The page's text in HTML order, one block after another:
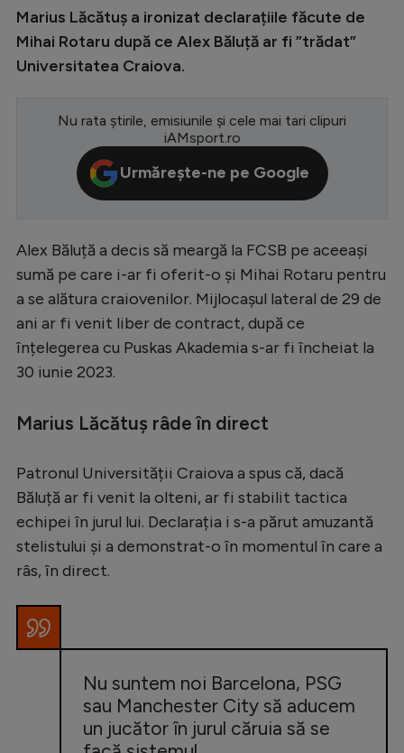
Champions League
Conference League
CM 2026
Premier League
Serie A
Bundesliga
Ligue 1
Campionate
EURO 2024
Stranieri
Clasamente
Formula 1
Gimnastică
Marius Lăcătuș a ironizat declarațiile făcute de
Mihai Rotaru după ce Alex Băluță ar fi ”trădat”
Universitatea Craiova.
Nu rata știrile, emisiunile și cele mai tari clipuri
iAMsport.ro
Urmărește-ne pe Google
Alex Băluță a decis să meargă la FCSB pe aceeași
sumă pe care i-ar fi oferit-o și Mihai Rotaru pentru
a se alătura craiovenilor. Mijlocașul lateral de 29 de
ani ar fi venit liber de contract, după ce
înțelegerea cu Puskas Akademia s-ar fi încheiat la
30 iunie 2023.
Marius Lăcătuș râde în direct
Patronul Universității Craiova a spus că, dacă
Băluță ar fi venit la olteni, ar fi stabilit tactica
echipei în jurul lui. Declarația i s-a părut amuzantă
stelistului și a demonstrat-o în momentul în care a
râs, în direct.
Nu suntem noi Barcelona, PSG
sau Manchester City să aducem
un jucător în jurul căruia să se